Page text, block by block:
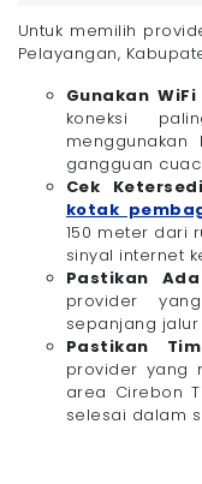
Untuk memilih
Pelayangan,
Gunakan
koneksi
gangguan
Cek
kotak
150 meter dari
sinyal internet
Pastikan
provider
sepanjang
Pastikan
provider yang
area Cirebon
selesai dalam